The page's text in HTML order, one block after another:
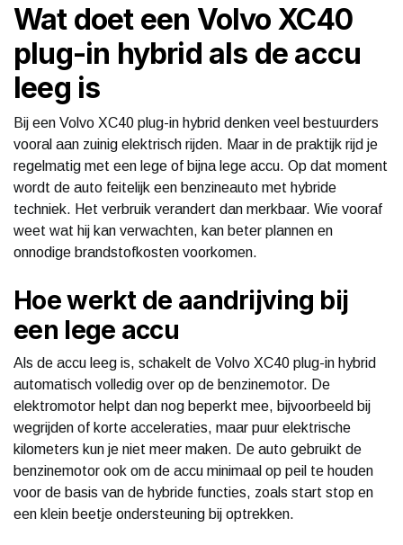
Wat doet een Volvo XC40
plug-in hybrid als de accu
leeg is
Bij een Volvo XC40 plug-in hybrid denken veel bestuurders
vooral aan zuinig elektrisch rijden. Maar in de praktijk rijd je
regelmatig met een lege of bijna lege accu. Op dat moment
wordt de auto feitelijk een benzineauto met hybride
techniek. Het verbruik verandert dan merkbaar. Wie vooraf
weet wat hij kan verwachten, kan beter plannen en
onnodige brandstofkosten voorkomen.
Hoe werkt de aandrijving bij
een lege accu
Als de accu leeg is, schakelt de Volvo XC40 plug-in hybrid
automatisch volledig over op de benzinemotor. De
elektromotor helpt dan nog beperkt mee, bijvoorbeeld bij
wegrijden of korte acceleraties, maar puur elektrische
kilometers kun je niet meer maken. De auto gebruikt de
benzinemotor ook om de accu minimaal op peil te houden
voor de basis van de hybride functies, zoals start stop en
een klein beetje ondersteuning bij optrekken.